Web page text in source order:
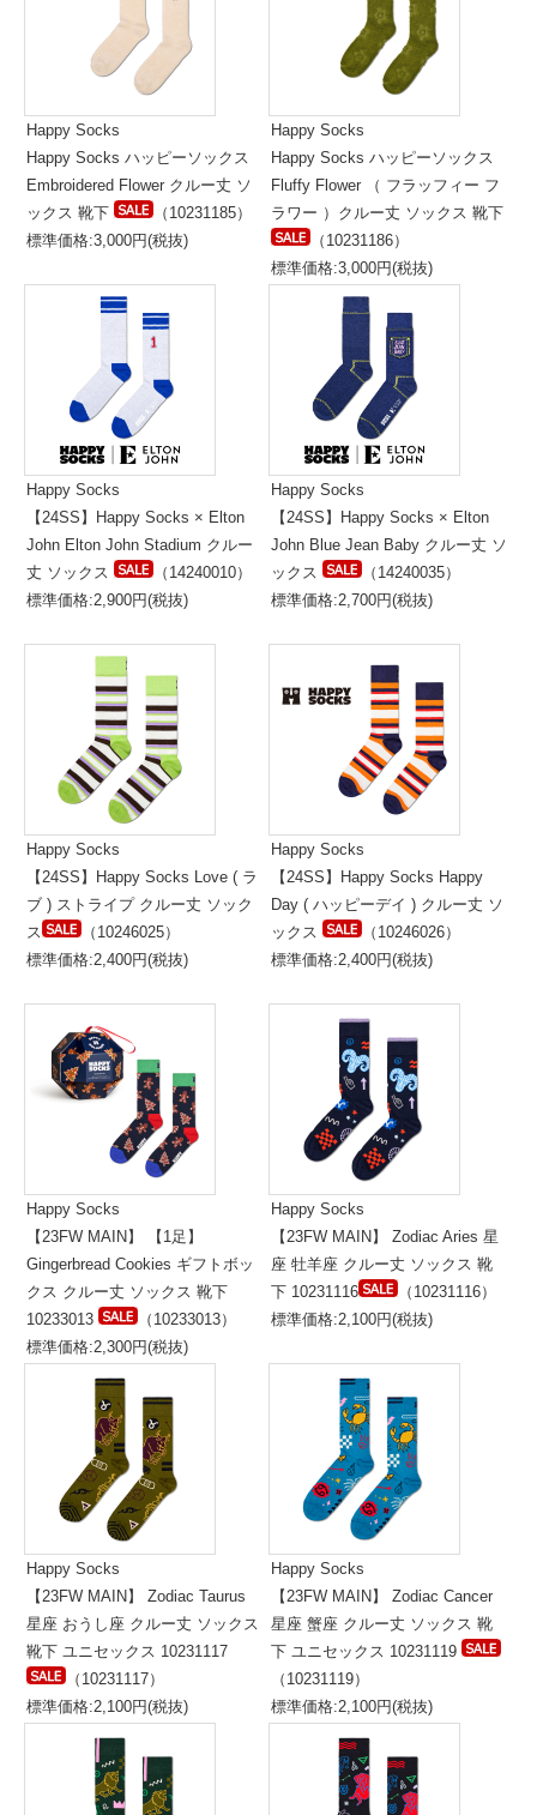
Happy Socks
Happy Socks ハッピーソックス
Embroidered Flower クルー丈 ソ
ックス 靴下
（10231185）
標準価格:3,000円(税抜)
Happy Socks
Happy Socks ハッピーソックス
Fluffy Flower （ フラッフィー フ
ラワー ）クルー丈 ソックス 靴下
（10231186）
標準価格:3,000円(税抜)
Happy Socks
【24SS】Happy Socks × Elton
John Elton John Stadium クルー
丈 ソックス
（14240010）
標準価格:2,900円(税抜)
Happy Socks
【24SS】Happy Socks × Elton
John Blue Jean Baby クルー丈 ソ
ックス
（14240035）
標準価格:2,700円(税抜)
Happy Socks
【24SS】Happy Socks Love ( ラ
ブ ) ストライプ クルー丈 ソック
ス
（10246025）
標準価格:2,400円(税抜)
Happy Socks
【24SS】Happy Socks Happy
Day ( ハッピーデイ ) クルー丈 ソ
ックス
（10246026）
標準価格:2,400円(税抜)
Happy Socks
【23FW MAIN】 【1足】
Gingerbread Cookies ギフトボッ
クス クルー丈 ソックス 靴下
10233013
（10233013）
標準価格:2,300円(税抜)
Happy Socks
【23FW MAIN】 Zodiac Aries 星
座 牡羊座 クルー丈 ソックス 靴
下 10231116
（10231116）
標準価格:2,100円(税抜)
Happy Socks
【23FW MAIN】 Zodiac Taurus
星座 おうし座 クルー丈 ソックス
靴下 ユニセックス 10231117
（10231117）
標準価格:2,100円(税抜)
Happy Socks
【23FW MAIN】 Zodiac Cancer
星座 蟹座 クルー丈 ソックス 靴
下 ユニセックス 10231119
（10231119）
標準価格:2,100円(税抜)